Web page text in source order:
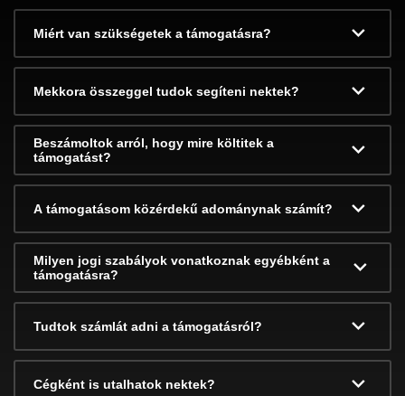
Miért van szükségetek a támogatásra?
Mekkora összeggel tudok segíteni nektek?
Beszámoltok arról, hogy mire költitek a
támogatást?
A támogatásom közérdekű adománynak számít?
Milyen jogi szabályok vonatkoznak egyébként a
támogatásra?
Tudtok számlát adni a támogatásról?
Cégként is utalhatok nektek?